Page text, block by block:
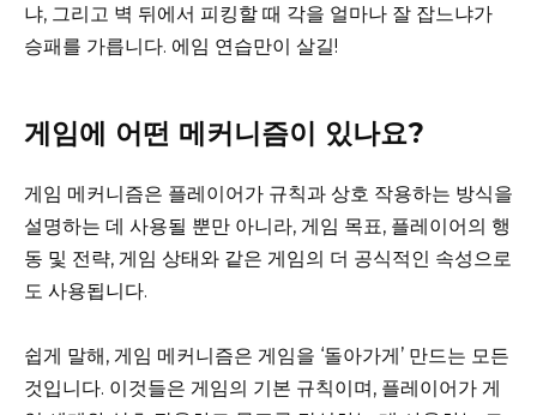
냐, 그리고 벽 뒤에서 피킹할 때 각을 얼마나 잘 잡느냐가
승패를 가릅니다. 에임 연습만이 살길!
게임에 어떤 메커니즘이 있나요?
게임 메커니즘은 플레이어가 규칙과 상호 작용하는 방식을
설명하는 데 사용될 뿐만 아니라, 게임 목표, 플레이어의 행
동 및 전략, 게임 상태와 같은 게임의 더 공식적인 속성으로
도 사용됩니다.
쉽게 말해, 게임 메커니즘은 게임을 ‘돌아가게’ 만드는 모든
것입니다. 이것들은 게임의 기본 규칙이며, 플레이어가 게